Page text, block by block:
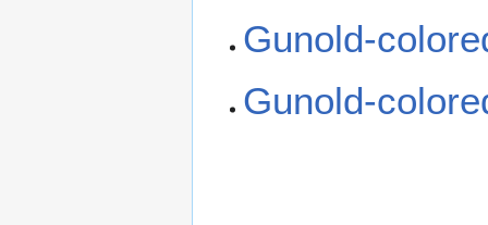
Gunold-
Gunold-